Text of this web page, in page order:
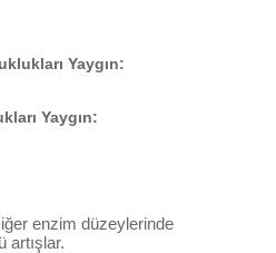
Yaygın:
Yaygın:
enzim düzeylerinde
artışlar.